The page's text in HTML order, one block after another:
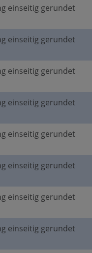
einseitig gerundet
einseitig gerundet
einseitig gerundet
einseitig gerundet
einseitig gerundet
einseitig gerundet
einseitig gerundet
einseitig gerundet